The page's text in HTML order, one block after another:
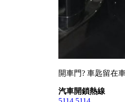
開車門? 車匙留在
汽車開鎖熱線